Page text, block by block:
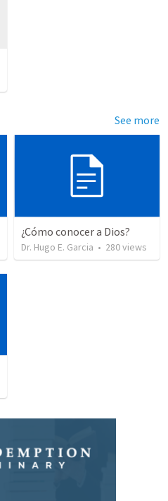
See more
¿Cómo conocer a Dios?
Dr. Hugo E. Garcia • 280views